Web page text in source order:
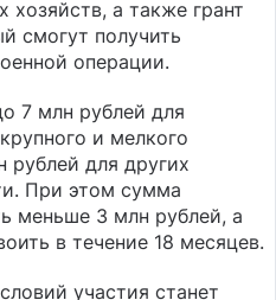
хозяйств, а также грант
смогут получить
операции.
7 млн рублей для
и мелкого
рублей для других
При этом сумма
меньше 3 млн рублей, а
в течение 18 месяцев.
участия станет